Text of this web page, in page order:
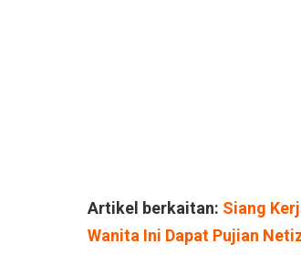
Artikel berkaitan: Siang
Wanita Ini Dapat Pujian